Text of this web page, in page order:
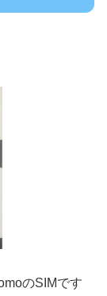
のSIMです